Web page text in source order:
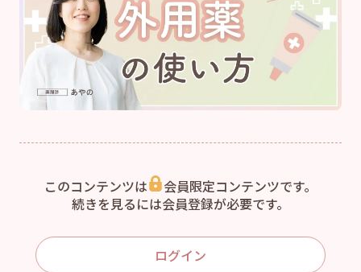
このコンテンツは
会員限定コンテンツです。
続きを見るには会員登録が必要です。
ログイン